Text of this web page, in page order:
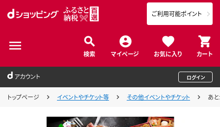
検索 マイページ お気に入り カート
ご利用可能ポイント
アカウント ログイン
トップページ イベントやチケット等 その他イベントやチケット あ